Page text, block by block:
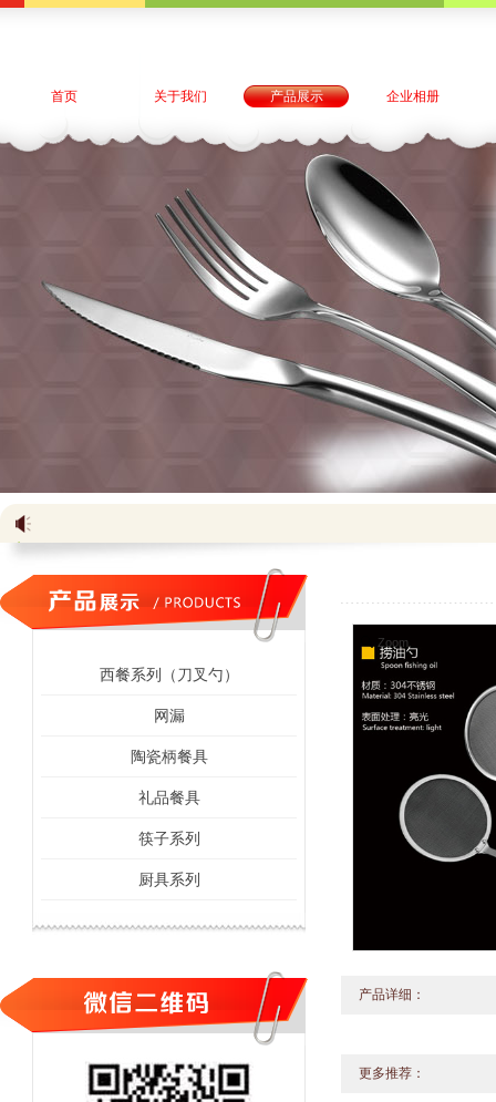
首页 关于我们 产品展示 企业相册
西餐系列（刀叉勺）
网漏
陶瓷柄餐具
礼品餐具
筷子系列
厨具系列
Zoom
产品详细：
更多推荐：